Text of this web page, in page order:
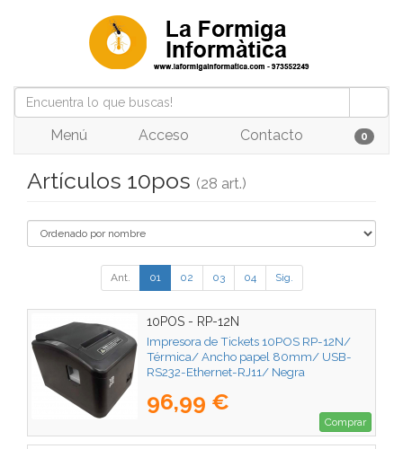
Menú Acceso Contacto 0
Artículos 10pos (28 art.)
Ant. 01 02 03 04 Sig.
10POS - RP-12N
Impresora de Tickets 10POS RP-12N/
Térmica/ Ancho papel 80mm/ USB-
RS232-Ethernet-RJ11/ Negra
96,99 €
Comprar